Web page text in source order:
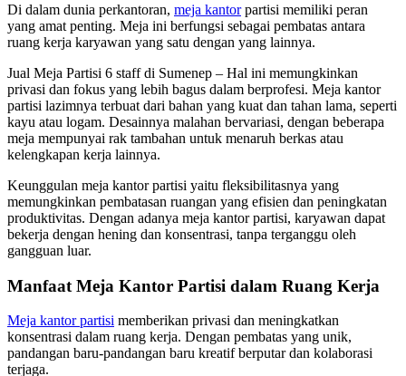
Di dalam dunia perkantoran, meja kantorpartisi memiliki peran
yang amat penting. Meja ini berfungsi sebagai pembatas antara
ruang kerja karyawan yang satu dengan yang lainnya.
Jual Meja Partisi 6 staff di Sumenep – Hal ini memungkinkan
privasi dan fokus yang lebih bagus dalam berprofesi. Meja kantor
partisi lazimnya terbuat dari bahan yang kuat dan tahan lama, seperti
kayu atau logam. Desainnya malahan bervariasi, dengan beberapa
meja mempunyai rak tambahan untuk menaruh berkas atau
kelengkapan kerja lainnya.
Keunggulan meja kantor partisi yaitu fleksibilitasnya yang
memungkinkan pembatasan ruangan yang efisien dan peningkatan
produktivitas. Dengan adanya meja kantor partisi, karyawan dapat
bekerja dengan hening dan konsentrasi, tanpa terganggu oleh
gangguan luar.
Manfaat Meja Kantor Partisi dalam Ruang Kerja
Meja kantor partisi memberikan privasi dan meningkatkan
konsentrasi dalam ruang kerja. Dengan pembatas yang unik,
pandangan baru-pandangan baru kreatif berputar dan kolaborasi
terjaga.